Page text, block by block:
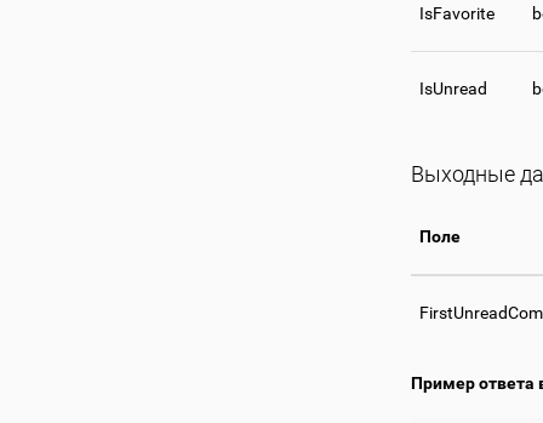
IsFavorite
IsUnread
Выходные
Поле
Пример ответа